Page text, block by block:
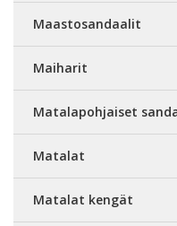
Maastosandaalit
Maiharit
Matalapohjaiset
Matalat
Matalat kengät